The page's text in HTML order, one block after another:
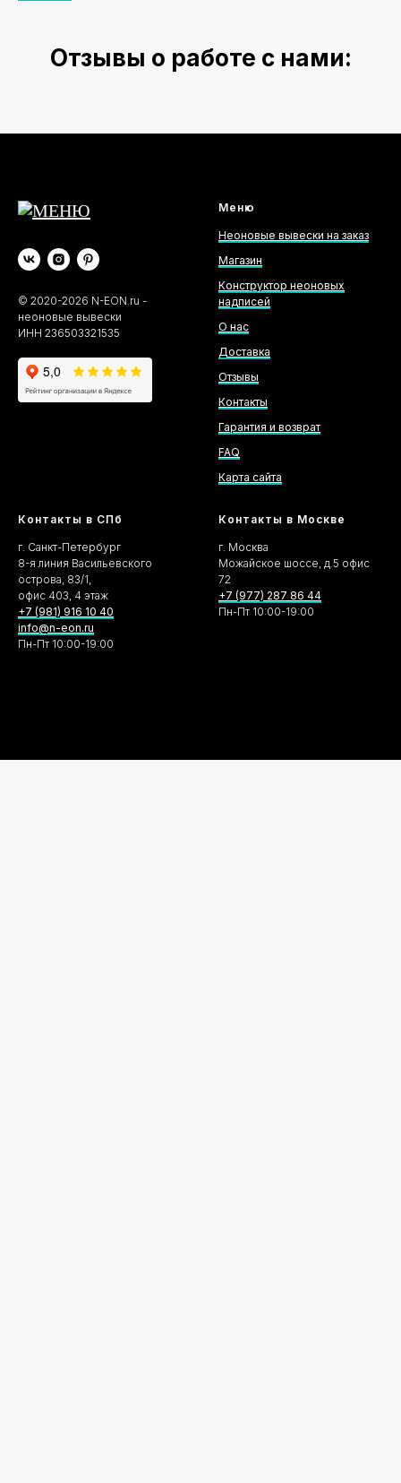
Отзывы о работе с нами:
© 2020-2026 N-EON.ru -
неоновые вывески
ИНН 236503321535
Меню
Неоновые вывески на заказ
Магазин
Конструктор неоновых
надписей
О нас
Доставка
Отзывы
Контакты
Гарантия и возврат
FAQ
Карта сайта
Контакты в СПб
г. Санкт-Петербург
8-я линия Васильевского
острова, 83/1,
офис 403, 4 этаж
+7 (981) 916 10 40
info@n-eon.ru
Пн-Пт 10:00-19:00
Контакты в Москве
г. Москва
Можайское шоссе, д.5 офис
72
+7 (977) 287 86 44
Пн-Пт 10:00-19:00